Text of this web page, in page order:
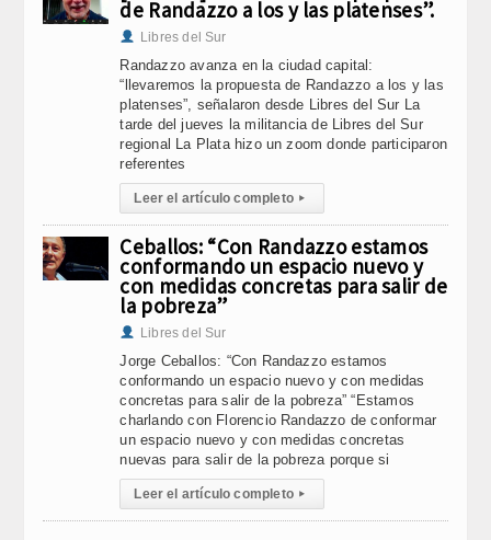
de Randazzo a los y las platenses”.
Libres del Sur
Randazzo avanza en la ciudad capital:
“llevaremos la propuesta de Randazzo a los y las
platenses”, señalaron desde Libres del Sur La
tarde del jueves la militancia de Libres del Sur
regional La Plata hizo un zoom donde participaron
referentes
Leer el artículo completo ▸
Ceballos: “Con Randazzo estamos
conformando un espacio nuevo y
con medidas concretas para salir de
la pobreza”
Libres del Sur
Jorge Ceballos: “Con Randazzo estamos
conformando un espacio nuevo y con medidas
concretas para salir de la pobreza” “Estamos
charlando con Florencio Randazzo de conformar
un espacio nuevo y con medidas concretas
nuevas para salir de la pobreza porque si
Leer el artículo completo ▸